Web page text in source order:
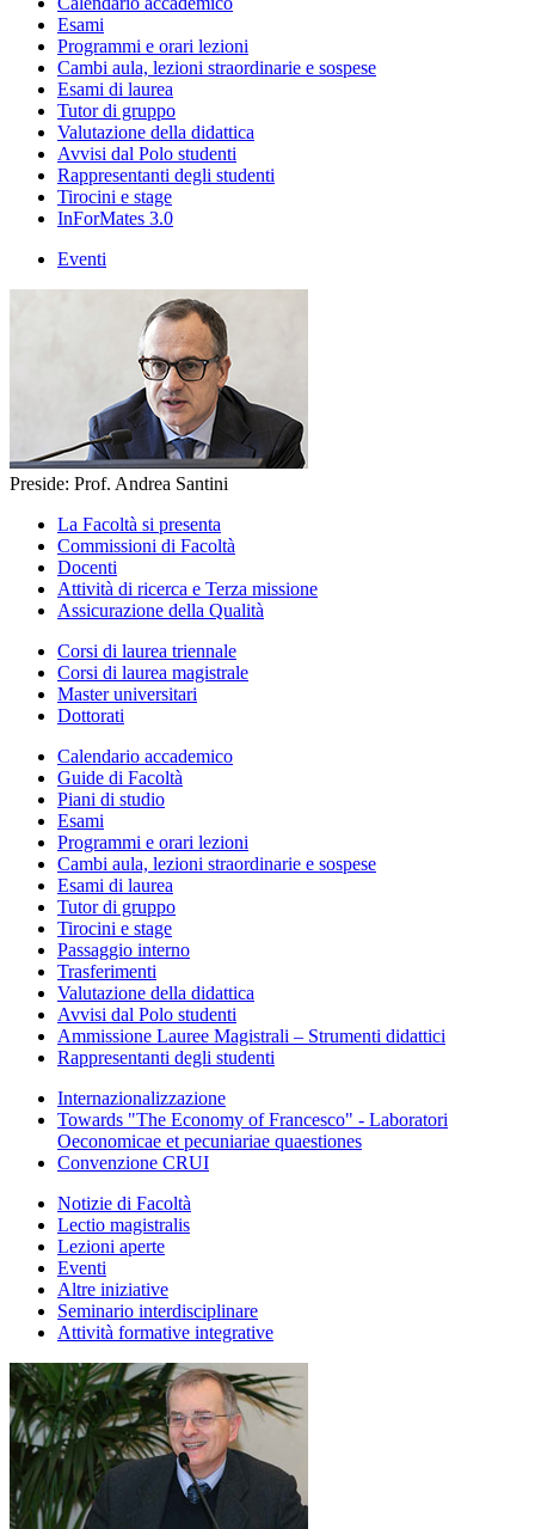
Esami
Programmi e orari lezioni
Cambi aula, lezioni straordinarie e sospese
Esami di laurea
Tutor di gruppo
Valutazione della didattica
Avvisi dal Polo studenti
Rappresentanti degli studenti
Tirocini e stage
InForMates 3.0
Eventi
Preside: Prof. Andrea Santini
La Facoltà si presenta
Commissioni di Facoltà
Docenti
Attività di ricerca e Terza missione
Assicurazione della Qualità
Corsi di laurea triennale
Corsi di laurea magistrale
Master universitari
Dottorati
Calendario accademico
Guide di Facoltà
Piani di studio
Esami
Programmi e orari lezioni
Cambi aula, lezioni straordinarie e sospese
Esami di laurea
Tutor di gruppo
Tirocini e stage
Passaggio interno
Trasferimenti
Valutazione della didattica
Avvisi dal Polo studenti
Ammissione Lauree Magistrali – Strumenti didattici
Rappresentanti degli studenti
Internazionalizzazione
Towards "The Economy of Francesco" - Laboratori
Oeconomicae et pecuniariae quaestiones
Convenzione CRUI
Notizie di Facoltà
Lectio magistralis
Lezioni aperte
Eventi
Altre iniziative
Seminario interdisciplinare
Attività formative integrative